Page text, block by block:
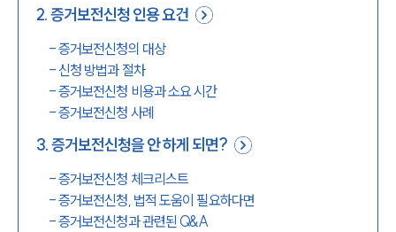
2.증거보전신청 인용 요건
-증거보전신청의 대상
-신청 방법과 절차
-증거보전신청 비용과 소요 시간
-증거보전신청 사례
3.증거보전신청을 안 하게 되면?
-증거보전신청 체크리스트
-증거보전신청, 법적 도움이 필요하다면
-증거보전신청과 관련된 Q&A